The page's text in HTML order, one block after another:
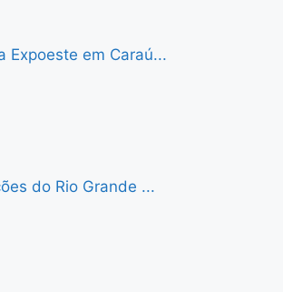
Expoeste em Caraú...
do Rio Grande ...